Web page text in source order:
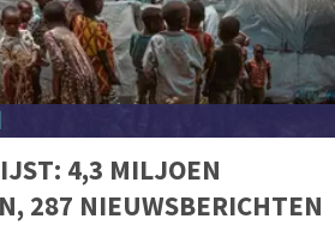
4,3 MILJOEN
287 NIEUWSBERICHTEN